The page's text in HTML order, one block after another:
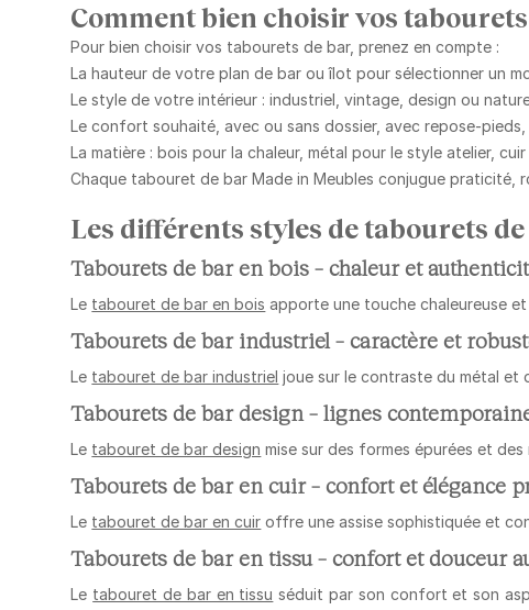
Comment bien choisir vos
Pour bien choisir vos tabourets de bar, prenez en compte :
La hauteur de votre plan de bar ou îlot pour sélectionner un
Le style de votre intérieur : industriel, vintage, design ou
Le confort souhaité, avec ou sans dossier, avec repose-
La matière : bois pour la chaleur, métal pour le style atelier, cuir
Chaque tabouret de bar Made in Meubles conjuguepraticité,
Les différents styles de tabourets
Tabourets de bar en bois – chaleur et
Le tabouret de bar en bois apporte une touche chaleureuse
Tabourets de bar industriel – caractère et
Le tabouret de bar industriel joue sur le contraste du métal et
Tabourets de bar design – lignes
Le tabouret de bar design mise sur des formes épurées et
Tabourets de bar en cuir – confort et élégance
Le tabouret de bar en cuir offre une assise sophistiquée et
Tabourets de bar en tissu – confort et douceur
Le tabouret de bar en tissu séduit par son confort et son